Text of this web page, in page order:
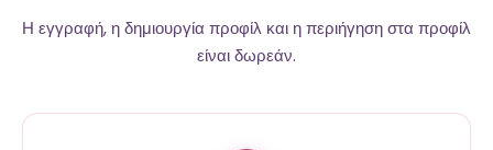
Η εγγραφή, η δημιουργία προφίλ και η περιήγηση στα προφίλ
είναι δωρεάν.